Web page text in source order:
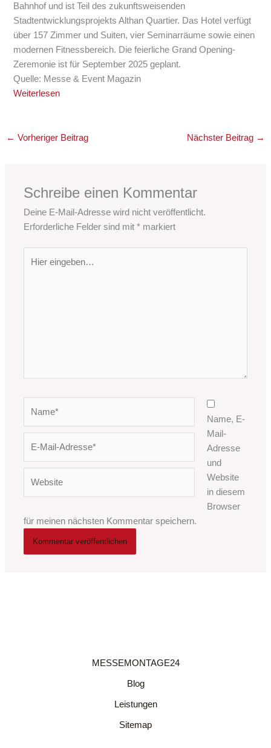
Bahnhof und ist Teil des zukunftsweisenden
Stadtentwicklungsprojekts Althan Quartier. Das Hotel verfügt
über 157 Zimmer und Suiten, vier Seminarräume sowie einen
modernen Fitnessbereich. Die feierliche Grand Opening-
Zeremonie ist für September 2025 geplant.
Quelle: Messe & Event Magazin
Weiterlesen
← Vorheriger Beitrag Nächster Beitrag →
Schreibe einen Kommentar
Deine E-Mail-Adresse wird nicht veröffentlicht.
Erforderliche Felder sind mit* markiert
eingeben…
Adresse*
Name, E-
Mail-
Adresse
und
Website
in diesem
Browser
für meinen nächsten Kommentar speichern.
MESSEMONTAGE24
Blog
Leistungen
Sitemap